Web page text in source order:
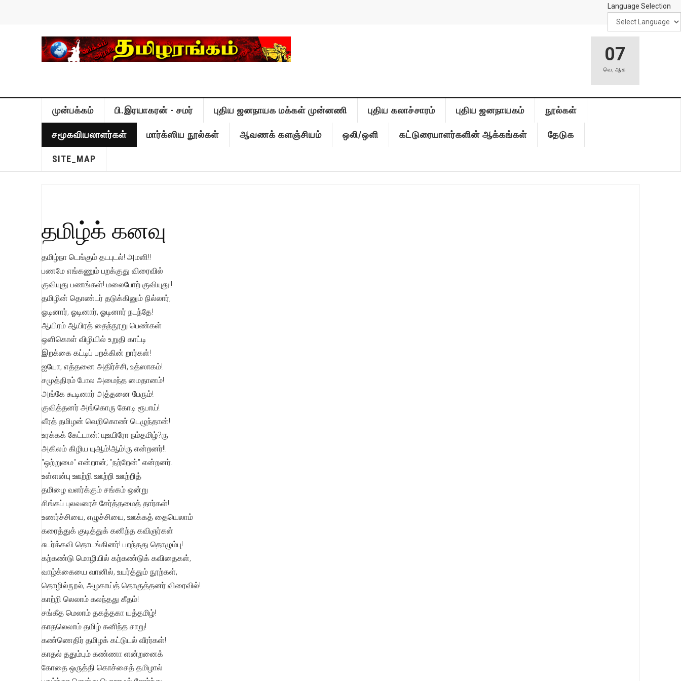
Language Selection
07
வெ,ஆக
முன்பக்கம் பி.இரயாகரன் - சமர் புதிய ஜனநாயக மக்கள் முன்னணி புதிய கலாச்சாரம் புதிய ஜனநாயகம் நூல்கள்
சமூகவியலாளர்கள் மார்க்ஸிய நூல்கள் ஆவணக் களஞ்சியம் ஒலி/ஒளி கட்டுரையாளர்களின் ஆக்கங்கள் தேடுக
SITE_MAP
தமிழ்க் கனவு
தமிழ்நா டெங்கும் தடபுடல்! அமளி!!
பணமே எங்கணும் பறக்குது விரைவில்
குவியுது பணங்கள்! மலைபோற் குவியுது!!
தமிழின் தொண்டர் தடுக்கினும் நில்லார்,
ஓடினார், ஓடினார், ஓடினார் நடந்தே!
ஆயிரம் ஆயிரத் தைந்நூறு பெண்கள்
ஒளிகொள் விழியில் உறுதி காட்டி
இறக்கை கட்டிப் பறக்கின் றார்கள்!
ஐயோ, எத்தனை அதிர்ச்சி, உத்ஸாகம்!
சமுத்திரம் போல அமைந்த மைதானம்!
அங்கே கூடினார் அத்தனை பேரும்!
குவித்தனர் அங்கொரு கோடி ரூபாய்!
வீரத் தமிழன் வெறிகொண் டெழுந்தான்!
உரக்கக் கேட்டான்: யுஉயிரோ நம்தமிழ்?ரு
அகிலம் கிழிய யுஆம்!ஆம்!ரு என்றனர்!!
"ஒற்றுமை" என்றான்; "நற்றேன்" என்றனர்.
உள்ளன்பு ஊற்றி ஊற்றி ஊற்றித்
தமிழை வளர்க்கும் சங்கம் ஒன்று
சிங்கப் புலவரைச் சேர்த்தமைத் தார்கள்!
உணர்ச்சியை, எழுச்சியை, ஊக்கத் தையெலாம்
கரைத்துக் குடித்துக் கனிந்த கவிஞர்கள்
சுடர்க்கவி தொடங்கினர்! பறந்தது தொழும்பு!
கற்கண்டு மொழியில் கற்கண்டுக் கவிதைகள்,
வாழ்க்கையை வானில், உயர்த்தும் நூற்கள்,
தொழில்நூல், அழகாய்த் தொகுத்தனர் விரைவில்!
காற்றி லெலாம் கலந்தது கீதம்!
சங்கீத மெலாம் தகத்தகா யத்தமிழ்!
காதலெலாம் தமிழ் கனிந்த சாறு!
கண்ணெதிர் தமிழக் கட்டுடல் வீரர்கள்!
காதல் ததும்பும் கண்ணா ளன்றனைக்
கோதை ஒருத்தி கொச்சைத் தமிழால்